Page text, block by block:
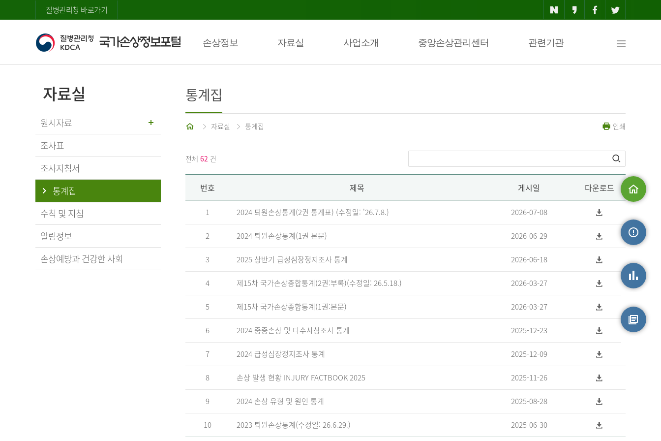
질병관리청 바로가기
손상정보 자료실 사업소개 중앙손상관리센터 관련기관
맵
자료실
원시자료
조사표
조사지침서
통계집
수칙 및 지침
알림정보
손상예방과 건강한 사회
통계집
홈 자료실 통계집 인쇄
전체 62 건
번호 제목 게시일 다운로드
1 2024 퇴원손상통계(2권 통계표) (수정일: '26.7.8.) 2026-07-08
2 2024 퇴원손상통계(1권 본문) 2026-06-29
3 2025 상반기 급성심장정지조사 통계 2026-06-18
4 제15차 국가손상종합통계(2권:부록)(수정일: 26.5.18.) 2026-03-27
5 제15차 국가손상종합통계(1권:본문) 2026-03-27
6 2024 중증손상 및 다수사상조사 통계 2025-12-23
7 2024 급성심장정지조사 통계 2025-12-09
8 손상 발생 현황 INJURY FACTBOOK 2025 2025-11-26
9 2024 손상 유형 및 원인 통계 2025-08-28
10 2023 퇴원손상통계(수정일: 26.6.29.) 2025-06-30